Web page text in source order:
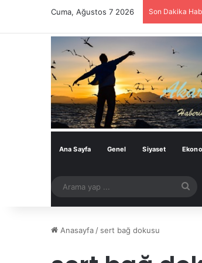
Cuma, Ağustos 7 2026 Son Dakika
Ana Sayfa Genel Siyaset
Anasayfa/ sert bağ dokusu